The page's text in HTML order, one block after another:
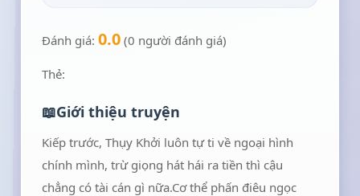
Đánh giá:0.0 (0 người đánh giá)
Thẻ:
Giới thiệu truyện
Kiếp trước, Thụy Khởi luôn tự ti về ngoại hình
chính mình, trừ giọng hát hái ra tiền thì cậu
chẳng có tài cán gì nữa.Cơ thể phấn điêu ngọc